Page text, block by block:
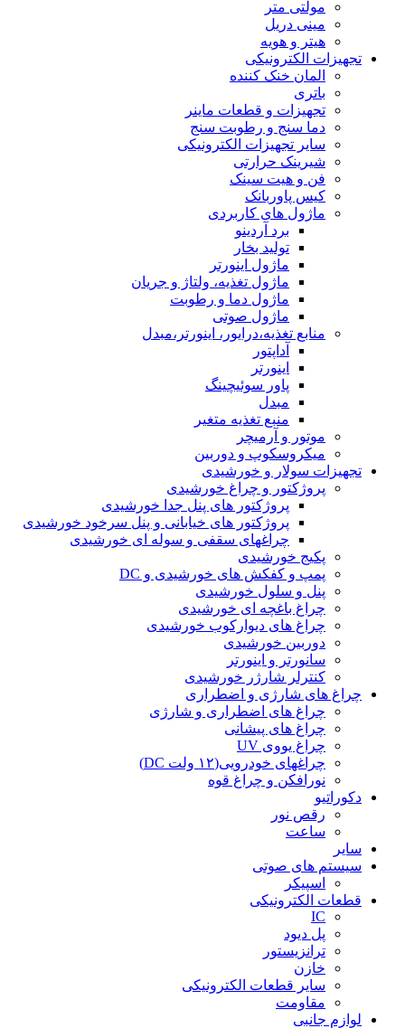
مولتی متر
مینی دریل
هیتر و هویه
تجهیزات الکترونیکی
المان خنک کننده
باتری
تجهیزات و قطعات ماینر
دما سنج و رطوبت سنج
سایر تجهیزات الکترونیکی
شیرینک حرارتی
فن و هیت سینک
کیس پاوربانک
ماژول های کاربردی
برد آردینو
تولید بخار
ماژول اینورتر
ماژول تغذیه، ولتاژ و جریان
ماژول دما و رطوبت
ماژول صوتی
منابع تغذیه،درایور، اینورتر،مبدل
آداپتور
اینورتر
پاور سوئیچینگ
مبدل
منبع تغذیه متغیر
موتور و آرمیچر
میکروسکوپ و دوربین
تجهیزات سولار و خورشیدی
پروژکتور و چراغ خورشیدی
پروژکتور های پنل جدا خورشیدی
پروژکتور های خیابانی و پنل سرخود خورشیدی
چراغهای سقفی و سوله ای خورشیدی
پکیج خورشیدی
پمپ و کفکش های خورشیدی و DC
پنل و سلول خورشیدی
چراغ باغچه ای خورشیدی
چراغ های دیوارکوب خورشیدی
دوربین خورشیدی
سانورتر و اینورتر
کنترلر شارژر خورشیدی
چراغ های شارژی و اضطراری
چراغ های اضطراری و شارژی
چراغ های پیشانی
چراغ یووی UV
چراغهای خودرویی(۱۲ ولت DC)
نورافکن و چراغ قوه
دکوراتیو
رقص نور
ساعت
سایر
سیستم های صوتی
اسپیکر
قطعات الکترونیکی
IC
پل دیود
ترانزیستور
خازن
سایر قطعات الکترونیکی
مقاومت
لوازم جانبی